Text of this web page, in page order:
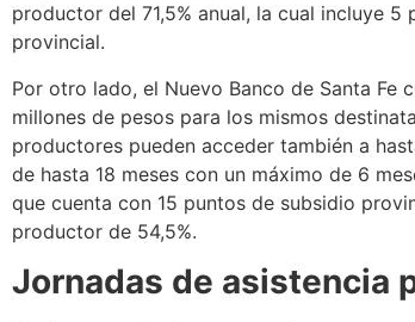
productor del 71,5% anual, la cual incluye
provincial.
Por otro lado, el Nuevo Banco de Santa Fe
millones de pesos para los mismos
productores pueden acceder también a
de hasta 18 meses con un máximo de 6
que cuenta con 15 puntos de subsidio
productor de 54,5%.
Jornadas de asistencia